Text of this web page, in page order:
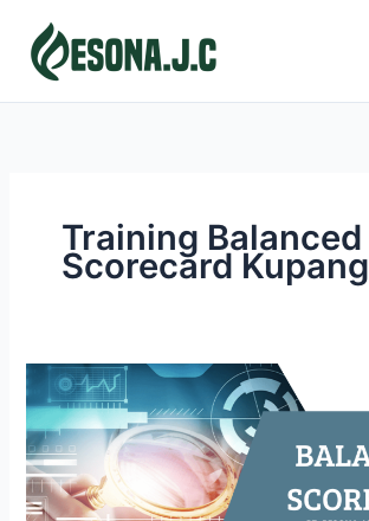
content
Training Balanced
Scorecard Kupang
BALANCED
SCORECARD